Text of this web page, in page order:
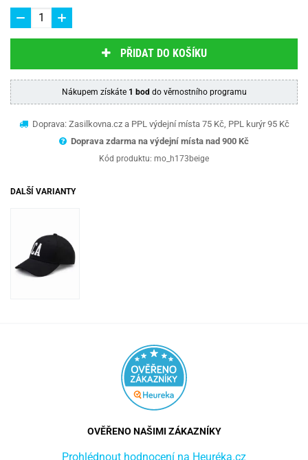
PŘIDAT DO KOŠÍKU
Nákupem získáte 1 bod do věrnostního programu
Doprava: Zasilkovna.cz a PPL výdejní místa 75 Kč, PPL kurýr 95 Kč
Doprava zdarma na výdejní místa nad 900 Kč
Kód produktu: mo_h173beige
DALŠÍ VARIANTY
OVĚŘENO NAŠIMI ZÁKAZNÍKY
Prohlédnout hodnocení na Heuréka.cz